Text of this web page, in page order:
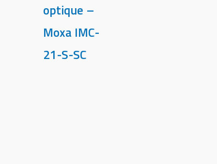
optique –
Moxa IMC-
21-S-SC